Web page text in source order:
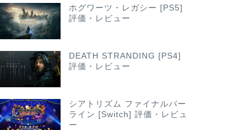
ホグワーツ・レガシー [PS5]
評価・レビュー
DEATH STRANDING [PS4]
評価・レビュー
シアトリズム ファイナルバー
ライン [Switch] 評価・レビュ
ー